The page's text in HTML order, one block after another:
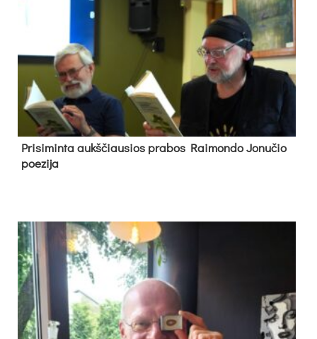
Pri­si­min­ta aukš­čiau­sios pra­bos Rai­mon­do Jo­nu­čio
poe­zi­ja